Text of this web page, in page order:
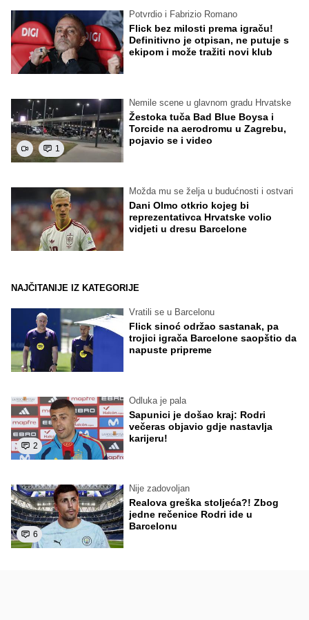
Potvrdio i Fabrizio Romano
Flick bez milosti prema igraču!
Definitivno je otpisan, ne putuje s
ekipom i može tražiti novi klub
1
Nemile scene u glavnom gradu Hrvatske
Žestoka tuča Bad Blue Boysa i
Torcide na aerodromu u Zagrebu,
pojavio se i video
Možda mu se želja u budućnosti i ostvari
Dani Olmo otkrio kojeg bi
reprezentativca Hrvatske volio
vidjeti u dresu Barcelone
NAJČITANIJE IZ KATEGORIJE
Vratili se u Barcelonu
Flick sinoć održao sastanak, pa
trojici igrača Barcelone saopštio da
napuste pripreme
2
Odluka je pala
Sapunici je došao kraj: Rodri
večeras objavio gdje nastavlja
karijeru!
6
Nije zadovoljan
Realova greška stoljeća?! Zbog
jedne rečenice Rodri ide u
Barcelonu